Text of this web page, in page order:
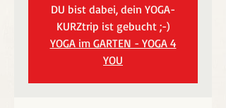
DU bist dabei, dein YOGA-
KURZtrip ist gebucht ;-)
YOGA im GARTEN - YOGA 4
YOU